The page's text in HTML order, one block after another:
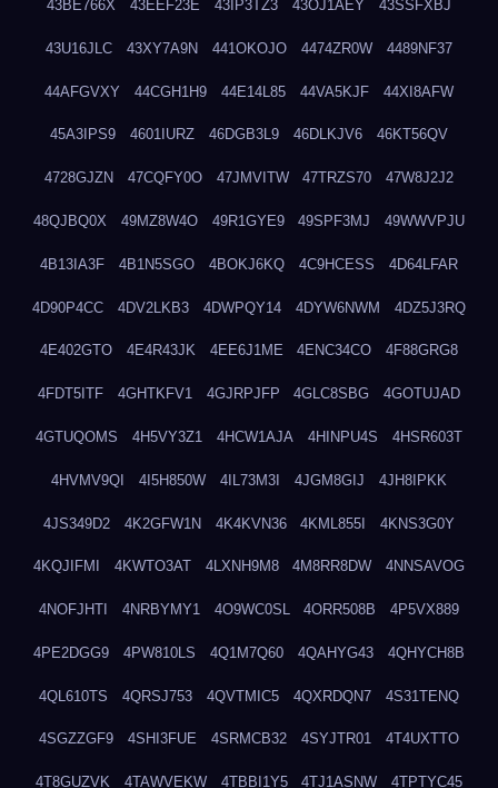
43BE766X 43EEF23E 43IP3TZ3 43OJ1AEY 43SSFXBJ
43U16JLC 43XY7A9N 441OKOJO 4474ZR0W 4489NF37
44AFGVXY 44CGH1H9 44E14L85 44VA5KJF 44XI8AFW
45A3IPS9 4601IURZ 46DGB3L9 46DLKJV6 46KT56QV
4728GJZN 47CQFY0O 47JMVITW 47TRZS70 47W8J2J2
48QJBQ0X 49MZ8W4O 49R1GYE9 49SPF3MJ 49WWVPJU
4B13IA3F 4B1N5SGO 4BOKJ6KQ 4C9HCESS 4D64LFAR
4D90P4CC 4DV2LKB3 4DWPQY14 4DYW6NWM 4DZ5J3RQ
4E402GTO 4E4R43JK 4EE6J1ME 4ENC34CO 4F88GRG8
4FDT5ITF 4GHTKFV1 4GJRPJFP 4GLC8SBG 4GOTUJAD
4GTUQOMS 4H5VY3Z1 4HCW1AJA 4HINPU4S 4HSR603T
4HVMV9QI 4I5H850W 4IL73M3I 4JGM8GIJ 4JH8IPKK
4JS349D2 4K2GFW1N 4K4KVN36 4KML855I 4KNS3G0Y
4KQJIFMI 4KWTO3AT 4LXNH9M8 4M8RR8DW 4NNSAVOG
4NOFJHTI 4NRBYMY1 4O9WC0SL 4ORR508B 4P5VX889
4PE2DGG9 4PW810LS 4Q1M7Q60 4QAHYG43 4QHYCH8B
4QL610TS 4QRSJ753 4QVTMIC5 4QXRDQN7 4S31TENQ
4SGZZGF9 4SHI3FUE 4SRMCB32 4SYJTR01 4T4UXTTO
4T8GUZVK 4TAWVEKW 4TBBI1Y5 4TJ1ASNW 4TPTYC45